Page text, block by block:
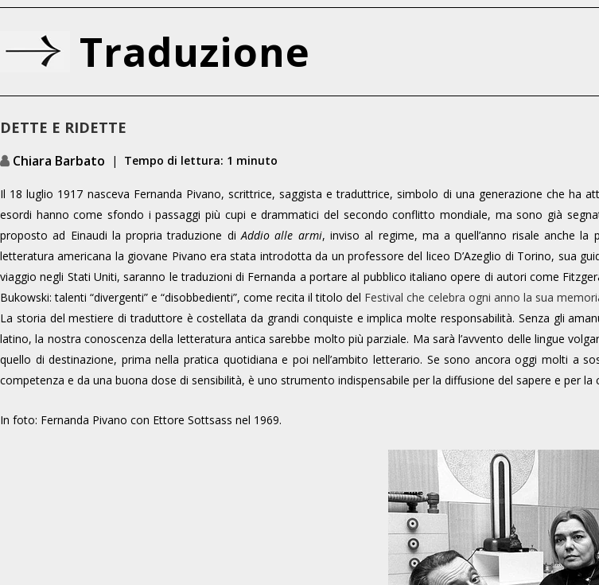
Traduzione
DETTE E RIDETTE
Chiara Barbato | Tempo di lettura: 1 minuto
Il 18 luglio 1917 nasceva Fernanda Pivano, scrittrice, saggista e traduttrice, simbolo di una generazione che ha
esordi hanno come sfondo i passaggi più cupi e drammatici del secondo conflitto mondiale, ma sono già
proposto ad Einaudi la propria traduzione diAddio alle armi, inviso al regime, ma a quell’anno risale anche la
letteratura americana la giovane Pivano era stata introdotta da un professore del liceo D’Azeglio di Torino, sua
viaggio negli Stati Uniti, saranno le traduzioni di Fernanda a portare al pubblico italiano opere di autori come
Bukowski: talenti “divergenti” e “disobbedienti”, come recita il titolo del Festival che celebra ogni anno la sua
La storia del mestiere di traduttore è costellata da grandi conquiste e implica molte responsabilità. Senza gli
latino, la nostra conoscenza della letteratura antica sarebbe molto più parziale. Ma sarà l’avvento delle lingue
quello di destinazione, prima nella pratica quotidiana e poi nell’ambito letterario. Se sono ancora oggi molti a
competenza e da una buona dose di sensibilità, è uno strumento indispensabile per la diffusione del sapere e per
In foto: Fernanda Pivano con Ettore Sottsass nel 1969.